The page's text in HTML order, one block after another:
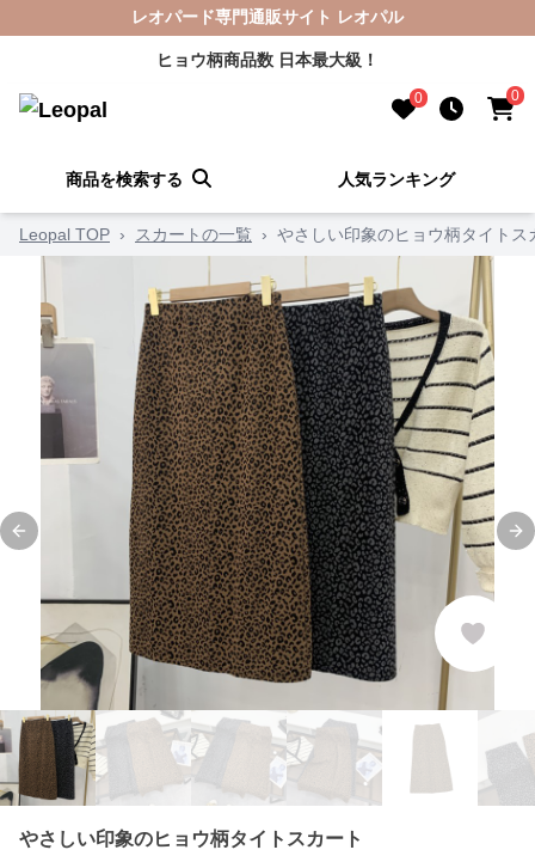
レオパード専門通販サイト レオパル
ヒョウ柄商品数 日本最大級！
0 0
商品を検索する 人気ランキング
Leopal TOP › スカートの一覧 › やさしい印象のヒョウ柄タイトス
Previous slide
やさしい印象のヒョウ柄タイトスカート